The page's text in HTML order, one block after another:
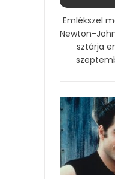
Emlékszel
Newton-
sztárja